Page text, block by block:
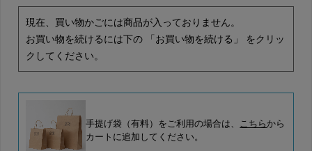
現在、買い物かごには商品が入っておりません。
お買い物を続けるには下の 「お買い物を続ける」 をクリッ
クしてください。
手提げ袋（有料）をご利用の場合は、 こちらから
カートに追加してください。